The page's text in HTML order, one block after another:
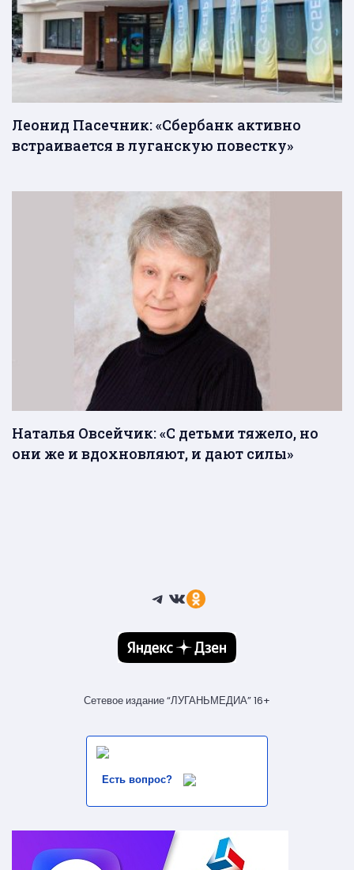
Леонид Пасечник: «Сбербанк активно
встраивается в луганскую повестку»
Наталья Овсейчик: «С детьми тяжело, но
они же и вдохновляют, и дают силы»
Telegram
ВКонтакте
Ссылка
Сетевое издание “ЛУГАНЬМЕДИА” 16+
Есть вопрос?